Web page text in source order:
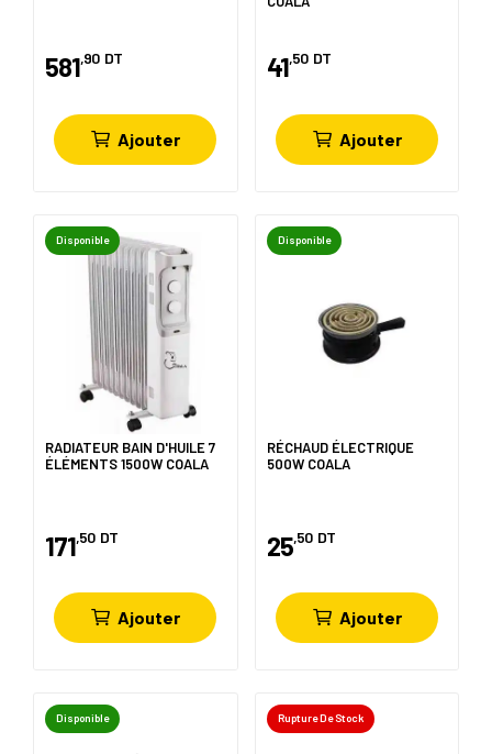
581,90 DT
Ajouter
41,50 DT
Ajouter
Disponible
RADIATEUR BAIN D'HUILE 7
ÉLÉMENTS 1500W COALA
171,50 DT
Ajouter
Disponible
RÉCHAUD ÉLECTRIQUE
500W COALA
25,50 DT
Ajouter
Disponible Rupture De Stock